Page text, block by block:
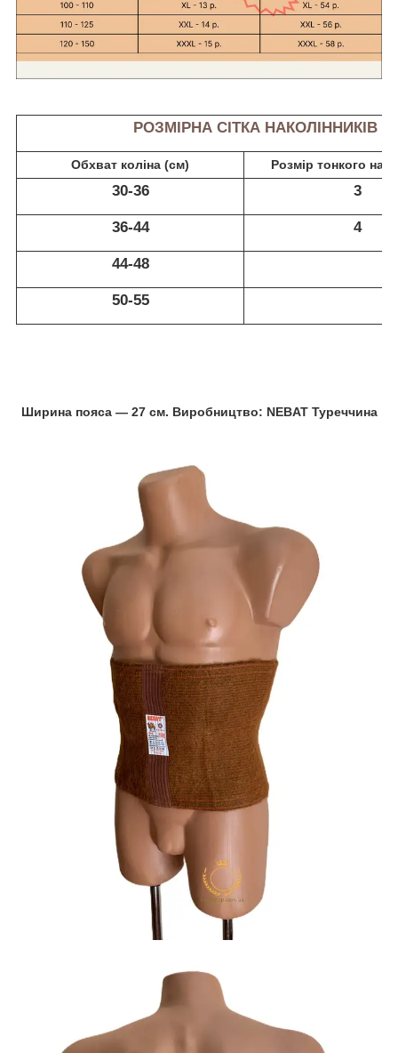
РОЗМІРНА СІТКА НАКОЛІННИКІВ
Обхват коліна (см) Розмір тонкого
30-36 3
36-44 4
44-48
50-55
Ширина пояса — 27 см. Виробництво: NEBAT Туреччина